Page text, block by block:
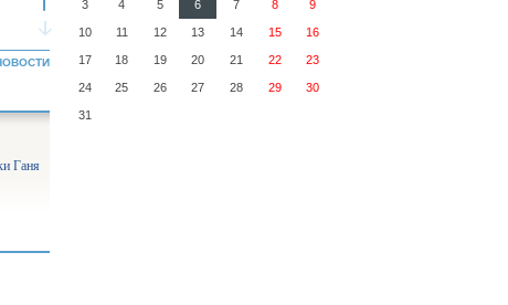
Ганя
3 4 5 6 7 8 9
10 11 12 13 14 15 16
17 18 19 20 21 22 23
24 25 26 27 28 29 30
31